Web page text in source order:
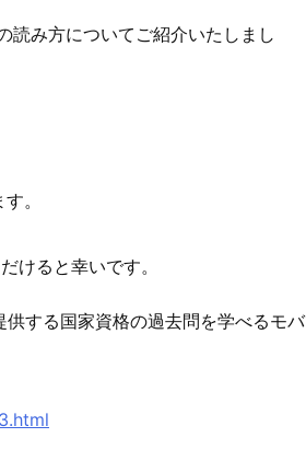
読み方についてご紹介いたしまし
。
けると幸いです。
する国家資格の過去問を学べるモバ